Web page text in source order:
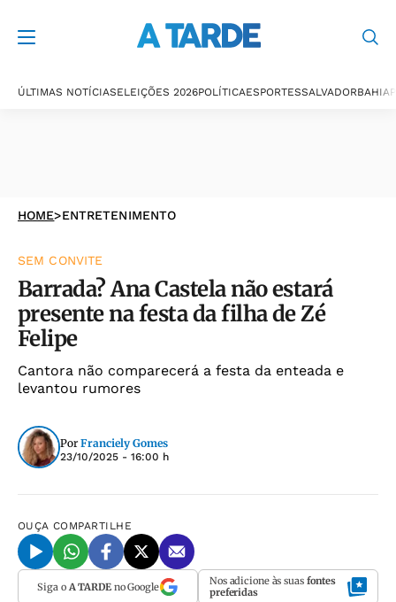
ÚLTIMAS NOTÍCIASELEIÇÕES 2026POLÍTICAESPORTESSALVADORBAHIA
HOME>ENTRETENIMENTO
SEM CONVITE
Barrada? Ana Castela não estará
presente na festa da filha de Zé
Felipe
Cantora não comparecerá a festa da enteada e
levantou rumores
Por Franciely Gomes
23/10/2025 - 16:00 h
OUÇA COMPARTILHE
Siga o A TARDEno Google Nos adicione às suas fontes
preferidas